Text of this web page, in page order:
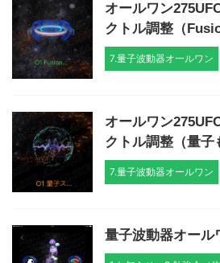
オールワン
クトル調整（
7.量子波動器オールワン
オールワン
クトル調整（量子
7.量子波動器オールワン
量子波動器オール